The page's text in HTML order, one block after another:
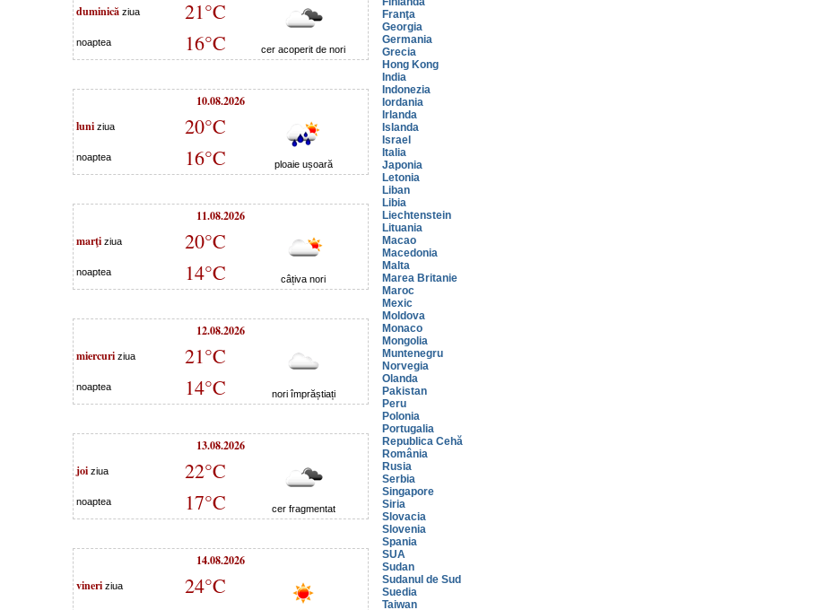
duminică ziua 21°C
cer acoperit de nori
noaptea 16°C
10.08.2026
luni ziua 20°C
ploaie ușoară
noaptea 16°C
11.08.2026
marţi ziua 20°C
câțiva nori
noaptea 14°C
12.08.2026
miercuri ziua 21°C
nori împrăștiați
noaptea 14°C
13.08.2026
joi ziua 22°C
cer fragmentat
noaptea 17°C
14.08.2026
vineri ziua 24°C
Franţa
Georgia
Germania
Grecia
Hong Kong
India
Indonezia
Iordania
Irlanda
Islanda
Israel
Italia
Japonia
Letonia
Liban
Libia
Liechtenstein
Lituania
Macao
Macedonia
Malta
Marea Britanie
Maroc
Mexic
Moldova
Monaco
Mongolia
Muntenegru
Norvegia
Olanda
Pakistan
Peru
Polonia
Portugalia
Republica Cehă
România
Rusia
Serbia
Singapore
Siria
Slovacia
Slovenia
Spania
SUA
Sudan
Sudanul de Sud
Suedia
Taiwan